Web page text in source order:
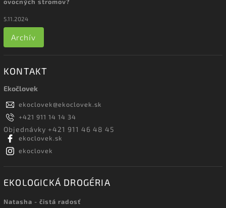
ovocných stromov?
5.11.2024
Archív
KONTAKT
Ekočlovek
ekoclovek@ekoclovek.sk
+421 911 14 14 34
Objednávky +421 911 46 48 45
ekoclovek.sk
ekoclovek
EKOLOGICKÁ DROGÉRIA
Natasha - čistá radosť